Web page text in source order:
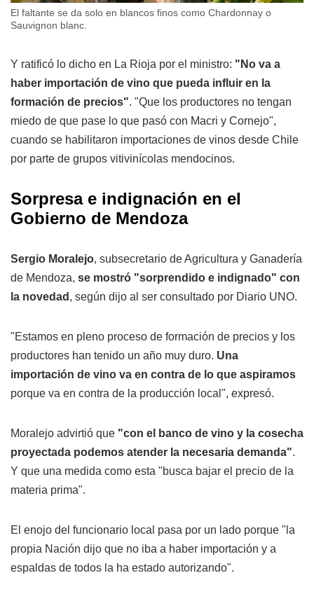
El faltante se da solo en blancos finos como Chardonnay o
Sauvignon blanc.
Y ratificó lo dicho en La Rioja por el ministro: "No va a
haber importación de vino que pueda influir en la
formación de precios". "Que los productores no tengan
miedo de que pase lo que pasó con Macri y Cornejo",
cuando se habilitaron importaciones de vinos desde Chile
por parte de grupos vitivinícolas mendocinos.
Sorpresa e indignación en el
Gobierno de Mendoza
Sergio Moralejo, subsecretario de Agricultura y Ganadería
de Mendoza, se mostró "sorprendido e indignado" con
la novedad , según dijo al ser consultado por Diario UNO.
"Estamos en pleno proceso de formación de precios y los
productores han tenido un año muy duro. Una
importación de vino va en contra de lo que aspiramos
porque va en contra de la producción local", expresó.
Moralejo advirtió que "con el banco de vino y la cosecha
proyectada podemos atender la necesaria demanda".
Y que una medida como esta "busca bajar el precio de la
materia prima".
El enojo del funcionario local pasa por un lado porque "la
propia Nación dijo que no iba a haber importación y a
espaldas de todos la ha estado autorizando".